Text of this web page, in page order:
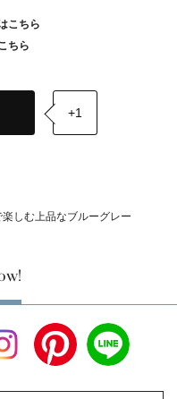
こちら
ちら
+1
しむ上品なブルーグレー